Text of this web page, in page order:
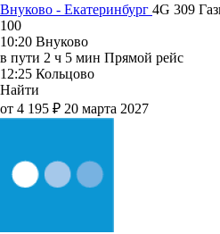
Внуково - Екатеринбург 4G 309
100
10:20 Внуково
в пути 2 ч 5 мин Прямой рейс
12:25 Кольцово
Найти
от 4 195 ₽ 20 марта 2027